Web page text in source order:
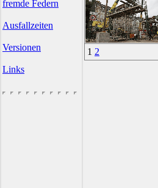
fremde Federn
Ausfallzeiten
Versionen
Links
1 2